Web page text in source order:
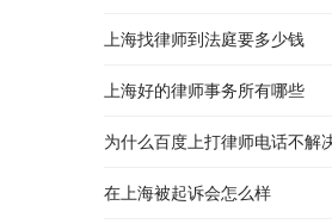
上海找律师到法庭要多少钱
上海好的律师事务所有哪些
为什么百度上打律师电话不解
在上海被起诉会怎么样